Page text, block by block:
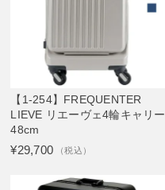
【1-254】FREQUENTER
LIEVE リエーヴェ4輪キャリー
48cm
¥29,700 （税込）